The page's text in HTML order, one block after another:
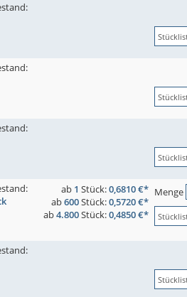
ab 1 Stück:0,6810 €*
ab600Stück:0,5720 €*
ab4.800Stück:0,4850 €*
Menge